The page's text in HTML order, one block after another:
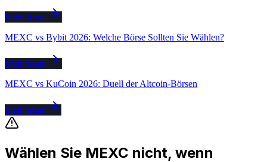
Mehr lesen
MEXC vs Bybit 2026: Welche Börse Sollten Sie Wählen?
Mehr lesen
MEXC vs KuCoin 2026: Duell der Altcoin-Börsen
Mehr lesen
Wählen Sie MEXC nicht, wenn